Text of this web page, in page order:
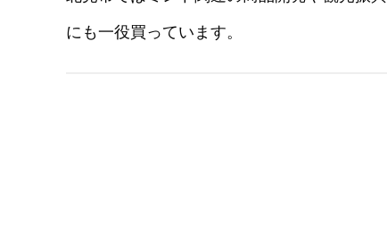
にも一役買っています。